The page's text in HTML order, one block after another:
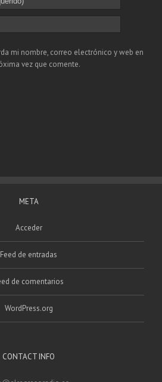
mi nombre, correo electrónico y web en
vez que comente.
META
Acceder
Feed de entradas
de comentarios
WordPress.org
CONTACT INFO